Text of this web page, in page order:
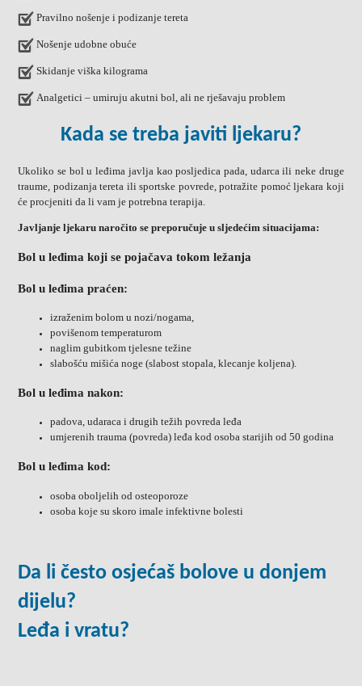
Pravilno nošenje i podizanje tereta
Nošenje udobne obuće
Skidanje viška kilograma
Analgetici – umiruju akutni bol, ali ne rješavaju problem
Kada se treba javiti ljekaru?
Ukoliko se bol u leđima javlja kao posljedica pada, udarca ili neke druge
traume, podizanja tereta ili sportske povrede, potražite pomoć ljekara koji
će procjeniti da li vam je potrebna terapija.
Javljanje ljekaru naročito se preporučuje u sljedećim situacijama:
Bol u leđima koji se pojačava tokom ležanja
Bol u leđima praćen:
izraženim bolom u nozi/nogama,
povišenom temperaturom
naglim gubitkom tjelesne težine
slabošću mišića noge (slabost stopala, klecanje koljena).
Bol u leđima nakon:
padova, udaraca i drugih težih povreda leđa
umjerenih trauma (povreda) leđa kod osoba starijih od 50 godina
Bol u leđima kod:
osoba oboljelih od osteoporoze
osoba koje su skoro imale infektivne bolesti
Da li često osjećaš bolove u donjem
dijelu?
Leđa i vratu?